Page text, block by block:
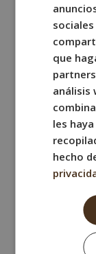
que
análisis
les
hecho